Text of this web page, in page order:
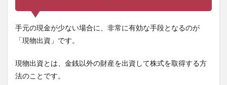
手元の現金が少ない場合に、非常に有効な手段となるのが
「現物出資」です。
現物出資とは、金銭以外の財産を出資して株式を取得する方
法のことです。